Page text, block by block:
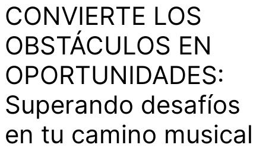
CONVIERTE LOS
OBSTÁCULOS EN
OPORTUNIDADES:
Superando desafíos
en tu camino musical